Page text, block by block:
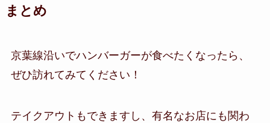
まとめ
京葉線沿いでハンバーガーが食べたくなったら、
ぜひ訪れてみてください！
テイクアウトもできますし、有名なお店にも関わ